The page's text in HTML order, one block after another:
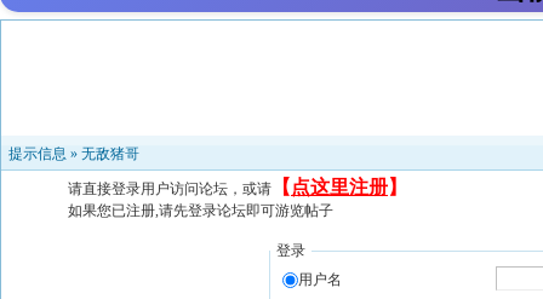
提示信息 » 无敌猪哥
请直接登录用户访问论坛，或请 【 点这里注册】
如果您已注册,请先登录论坛即可游览帖子
登录
用户名